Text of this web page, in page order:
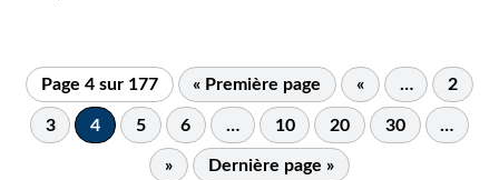
Page 4 sur 177 « Première page « … 2
3 4 5 6 … 10 20 30 …
» Dernière page »